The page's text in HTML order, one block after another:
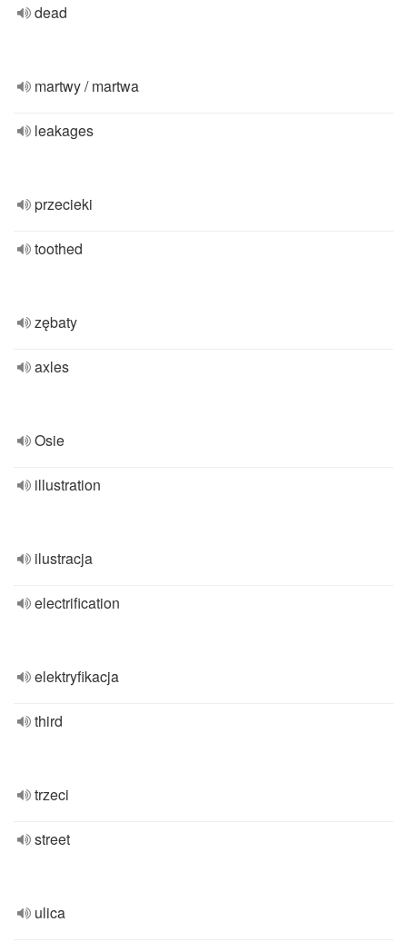
dead
martwy / martwa
leakages
przecieki
toothed
zębaty
axles
Osie
illustration
ilustracja
electrification
elektryfikacja
third
trzeci
street
ulica